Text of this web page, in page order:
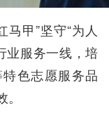
甲”坚守“为人
业服务一线，培
特色志愿服务品